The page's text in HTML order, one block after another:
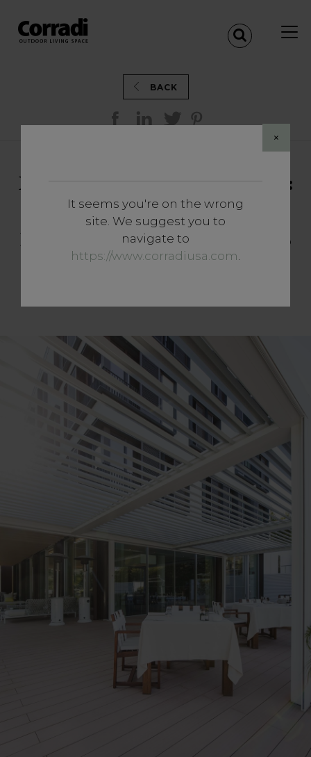
×
It seems you're on the wrong
site. We suggest you to
navigate to
https://www.corradiusa.com.
BACK
BIOCLIMATICS MAESTRO :
ÉLÉGANCE ET DÉTENTE
POUR UN ESPACE
EXTÉRIEUR CINQ ÉTOILES
FORTE DEI MARMI - ITALIA